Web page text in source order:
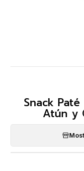
Snack
Atún y